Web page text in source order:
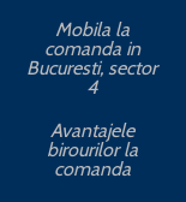
Mobila la
comanda in
Bucuresti, sector
4
Avantajele
birourilor la
comanda